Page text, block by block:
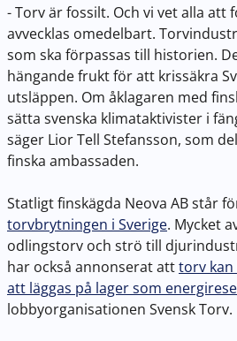
- Torv är fossilt. Och vi vet alla att
avvecklas omedelbart.
som ska förpassas till historien.
hängande frukt för att krissäkra
utsläppen. Om åklagaren med
sätta svenska klimataktivister i
säger Lior Tell Stefansson, som
finska ambassaden.
Statligt finskägda Neova AB står
torvbrytningen i Sverige. Mycket
odlingstorv och strö till
har också annonserat atttorv
att läggas på lager som
lobbyorganisationen Svensk Torv.